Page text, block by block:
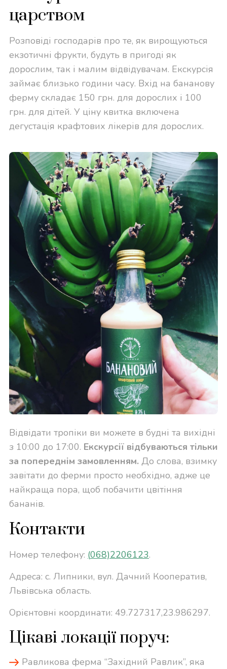
царством
Розповіді господарів про те, як вирощуються
екзотичні фрукти, будуть в пригоді як
дорослим, так і малим відвідувачам. Екскурсія
займає близько години часу. Вхід на бананову
ферму складає 150 грн. для дорослих і 100
грн. для дітей. У ціну квитка включена
дегустація крафтових лікерів для дорослих.
Відвідати тропіки ви можете в будні та вихідні
з 10:00 до 17:00. Екскурсії відбуваються тільки
за попереднім замовленням. До слова, взимку
завітати до ферми просто необхідно, адже це
найкраща пора, щоб побачити цвітіння
бананів.
Контакти
Номер телефону: (068)2206123.
Адреса: с. Липники, вул. Дачний Кооператив,
Львівська область.
Орієнтовні координати: 49.727317,23.986297.
Цікаві локації поруч:
Равликова ферма “Західний Равлик”, яка